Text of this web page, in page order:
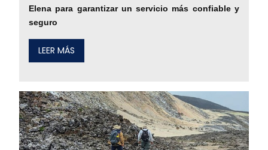
Elena para garantizar un servicio más confiable y
seguro
LEER MÁS